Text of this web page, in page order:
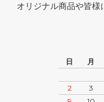
オリジナル商品や皆様
日
月
2
3